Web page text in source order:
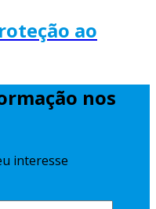
ao
nos
interesse